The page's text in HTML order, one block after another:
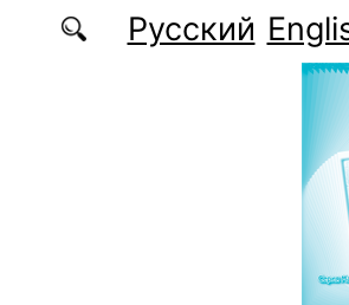
содержаниюРусский